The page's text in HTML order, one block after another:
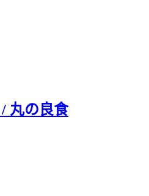
丸の良食